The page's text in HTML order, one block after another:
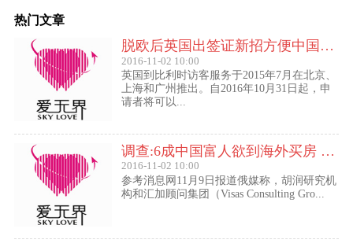
热门文章
脱欧后英国出签证新招方便中国访客进入欧盟
2016-11-02 10:00
英国到比利时访客服务于2015年7月在北京、
上海和广州推出。自2016年10月31日起，申
请者将可以...
调查:6成中国富人欲到海外买房 最想移民去美国
2016-11-02 10:00
参考消息网11月9日报道俄媒称，胡润研究机
构和汇加顾问集团（Visas Consulting Gro...